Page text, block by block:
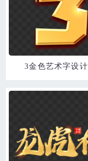
3金色艺术字设计